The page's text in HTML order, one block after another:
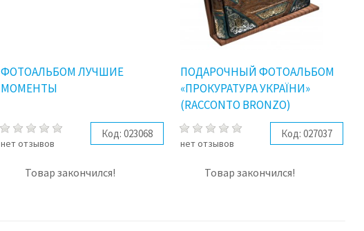
ФОТОАЛЬБОМ ЛУЧШИЕ
МОМЕНТЫ
нет отзывов
Код: 023068
Товар закончился!
ПОДАРОЧНЫЙ ФОТОАЛЬБОМ
«ПРОКУРАТУРА УКРАЇНИ»
(RACCONTO BRONZO)
нет отзывов
Код: 027037
Товар закончился!